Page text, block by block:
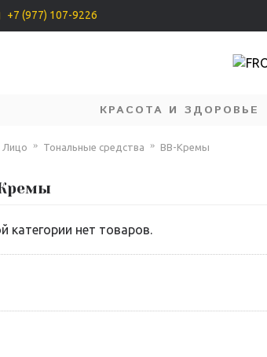
+7 (977) 107-9226
КРАСОТА И ЗДОРОВЬЕ
Лицо Тональные средства BB-Кремы
категории нет товаров.